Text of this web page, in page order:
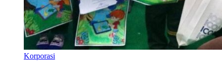
Korporasi